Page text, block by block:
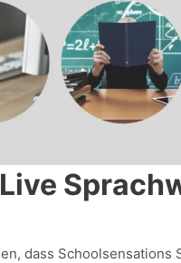
dass Schoolsensations